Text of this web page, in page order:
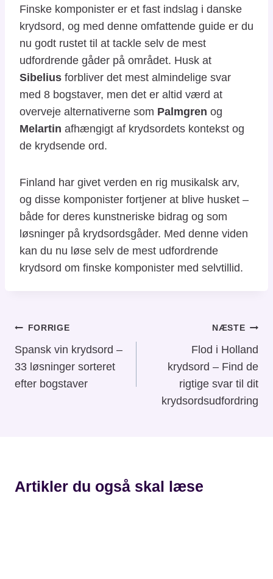
Finske komponister er et fast indslag i danske
krydsord, og med denne omfattende guide er du
nu godt rustet til at tackle selv de mest
udfordrende gåder på området. Husk at
Sibelius forbliver det mest almindelige svar
med 8 bogstaver, men det er altid værd at
overveje alternativerne som Palmgren og
Melartin afhængigt af krydsordets kontekst og
de krydsende ord.
Finland har givet verden en rig musikalsk arv,
og disse komponister fortjener at blive husket –
både for deres kunstneriske bidrag og som
løsninger på krydsordsgåder. Med denne viden
kan du nu løse selv de mest udfordrende
krydsord om finske komponister med selvtillid.
Indlægsnavigation
FORRIGE
Spansk vin krydsord –
33 løsninger sorteret
efter bogstaver
NÆSTE
Flod i Holland
krydsord – Find de
rigtige svar til dit
krydsordsudfordring
Artikler du også skal læse